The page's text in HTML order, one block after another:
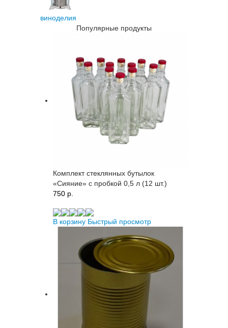
виноделия
Популярные продукты
Комплект стеклянных бутылок
«Сияние» с пробкой 0,5 л (12 шт.)
750 p.
В корзину Быстрый просмотр